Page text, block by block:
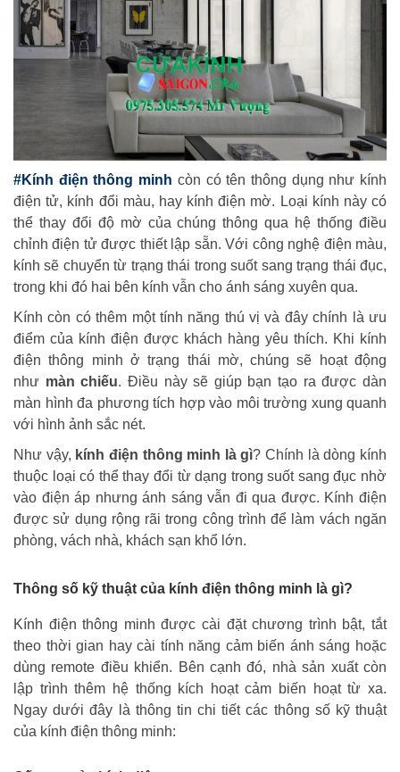
#Kính điện thông minh còn có tên thông dụng như kính
điện tử, kính đổi màu, hay kính điện mờ. Loại kính này có
thể thay đổi độ mờ của chúng thông qua hệ thống điều
chỉnh điện tử được thiết lập sẵn. Với công nghệ điện màu,
kính sẽ chuyển từ trạng thái trong suốt sang trạng thái đục,
trong khi đó hai bên kính vẫn cho ánh sáng xuyên qua.
Kính còn có thêm một tính năng thú vị và đây chính là ưu
điểm của kính điện được khách hàng yêu thích. Khi kính
điện thông minh ở trạng thái mờ, chúng sẽ hoạt động
như màn chiếu. Điều này sẽ giúp bạn tạo ra được dàn
màn hình đa phương tích hợp vào môi trường xung quanh
với hình ảnh sắc nét.
Như vậy, kính điện thông minh là gì? Chính là dòng kính
thuộc loại có thể thay đổi từ dạng trong suốt sang đục nhờ
vào điện áp nhưng ánh sáng vẫn đi qua được. Kính điện
được sử dụng rộng rãi trong công trình để làm vách ngăn
phòng, vách nhà, khách sạn khổ lớn.
Thông số kỹ thuật của kính điện thông minh là gì?
Kính điện thông minh được cài đặt chương trình bật, tắt
theo thời gian hay cài tính năng cảm biến ánh sáng hoặc
dùng remote điều khiển. Bên cạnh đó, nhà sản xuất còn
lập trình thêm hệ thống kích hoạt cảm biến hoạt từ xa.
Ngay dưới đây là thông tin chi tiết các thông số kỹ thuật
của kính điện thông minh: